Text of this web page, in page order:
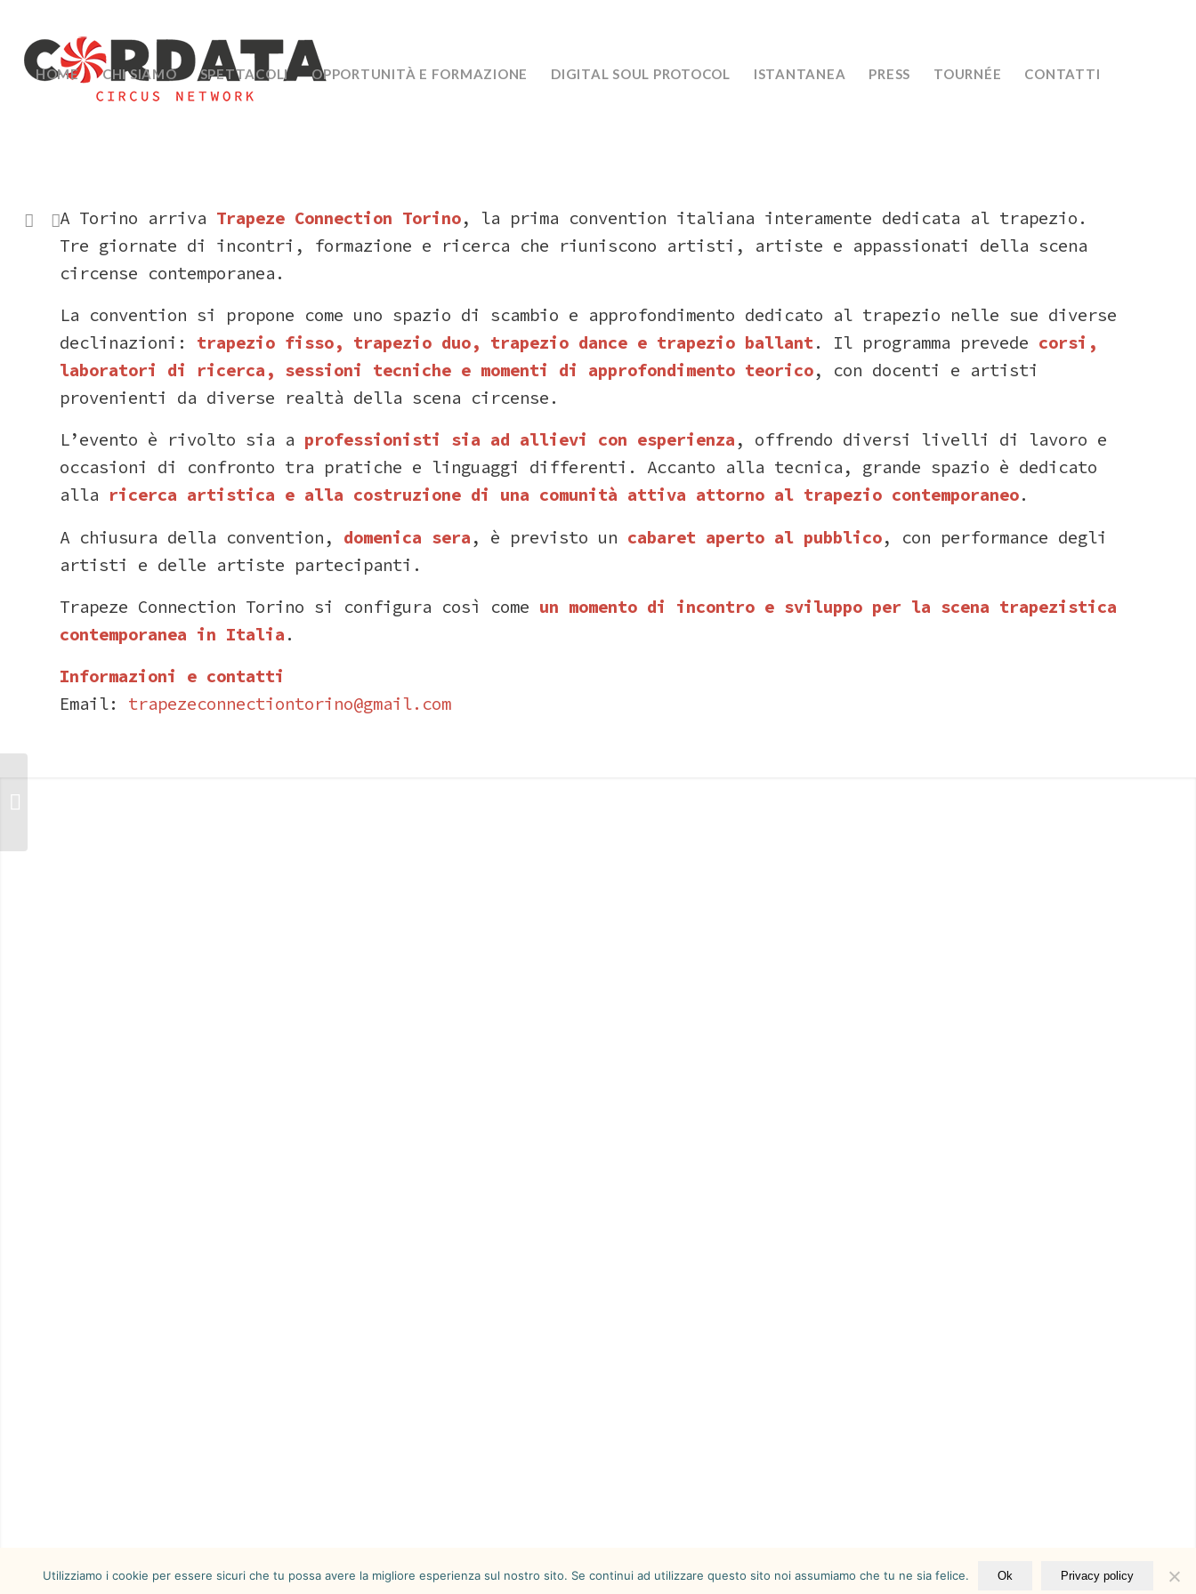
HOME CHI SIAMO SPETTACOLI OPPORTUNITÀ E FORMAZIONE DIGITAL SOUL PROTOCOL ISTANTANEA PRESS TOURNÉE CONTATTI
A Torino arriva Trapeze Connection Torino, la prima convention italiana interamente dedicata al trapezio.
Tre giornate di incontri, formazione e ricerca che riuniscono artisti, artiste e appassionati della scena
circense contemporanea.
La convention si propone come uno spazio di scambio e approfondimento dedicato al trapezio nelle sue diverse
declinazioni: trapezio fisso, trapezio duo, trapezio dance e trapezio ballant. Il programma prevede corsi,
laboratori di ricerca, sessioni tecniche e momenti di approfondimento teorico, con docenti e artisti
provenienti da diverse realtà della scena circense.
L’evento è rivolto sia a professionisti sia ad allievi con esperienza , offrendo diversi livelli di lavoro e
occasioni di confronto tra pratiche e linguaggi differenti. Accanto alla tecnica, grande spazio è dedicato
alla ricerca artistica e alla costruzione di una comunità attiva attorno al trapezio contemporaneo.
A chiusura della convention, domenica sera , è previsto un cabaret aperto al pubblico, con performance degli
artisti e delle artiste partecipanti.
Trapeze Connection Torino si configura così come un momento di incontro e sviluppo per la scena trapezistica
contemporanea in Italia .
Informazioni e contatti
Email: trapezeconnectiontorino@gmail. com
© Copyright - Cordata FOR |Trasparenza
Utilizziamo i cookie per essere sicuri che tu possa avere la migliore esperienza sul nostro sito. Se continui ad utilizzare questo sito noi assumiamo che tu ne sia felice. Ok Privacy policy